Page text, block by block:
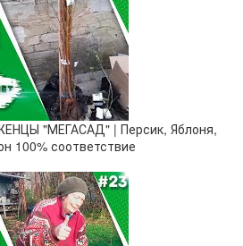
"МЕГАСАД" | Персик, Яблоня,
100% соответствие